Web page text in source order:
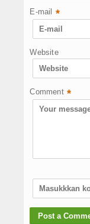
E-mail *
Website
Comment *